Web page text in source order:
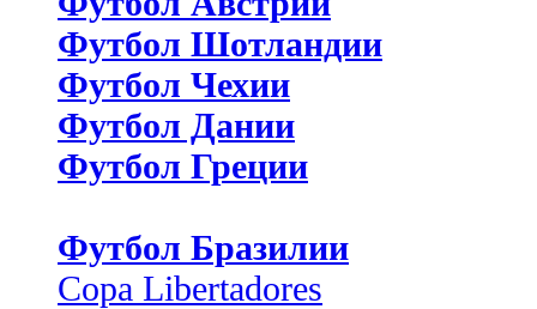
Футбол Шотландии
Футбол Чехии
Футбол Дании
Футбол Греции
Футбол Бразилии
Copa Libertadores